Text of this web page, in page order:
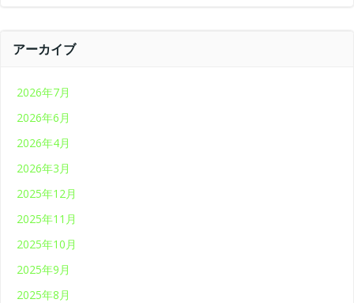
アーカイブ
2026年7月
2026年6月
2026年4月
2026年3月
2025年12月
2025年11月
2025年10月
2025年9月
2025年8月